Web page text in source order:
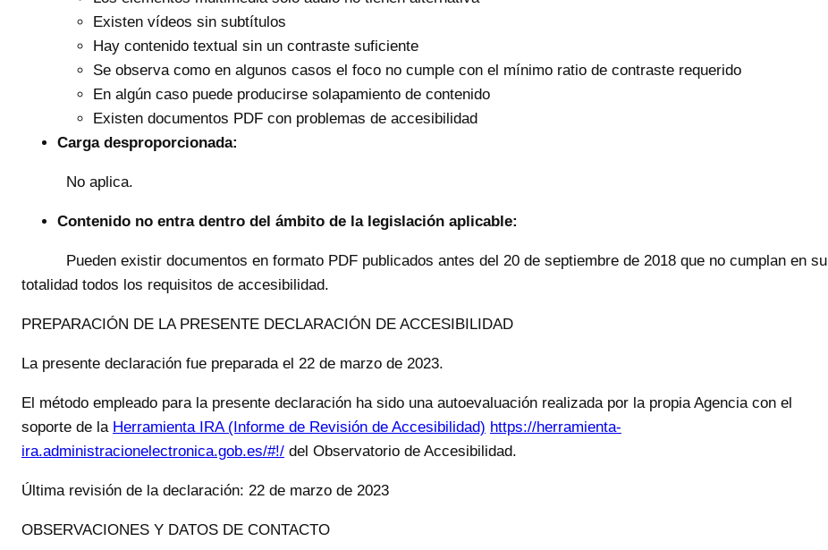
Existen vídeos sin subtítulos
Hay contenido textual sin un contraste suficiente
Se observa como en algunos casos el foco no cumple con el mínimo ratio de contraste requerido
En algún caso puede producirse solapamiento de contenido
Existen documentos PDF con problemas de accesibilidad
Carga desproporcionada:
No aplica.
Contenido no entra dentro del ámbito de la legislación aplicable:
Pueden existir documentos en formato PDF publicados antes del 20 de septiembre de 2018 que no cumplan en su
totalidad todos los requisitos de accesibilidad.
PREPARACIÓN DE LA PRESENTE DECLARACIÓN DE ACCESIBILIDAD
La presente declaración fue preparada el 22 de marzo de 2023.
El método empleado para la presente declaración ha sido una autoevaluación realizada por la propia Agencia con el
soporte de la Herramienta IRA (Informe de Revisión de Accesibilidad) https://herramienta-
ira.administracionelectronica.gob.es/#!/ del Observatorio de Accesibilidad.
Última revisión de la declaración: 22 de marzo de 2023
OBSERVACIONES Y DATOS DE CONTACTO